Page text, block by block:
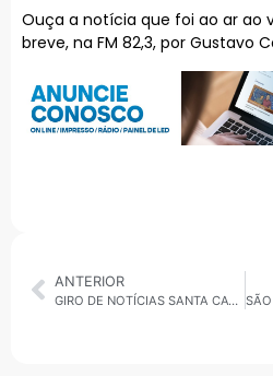
Ouça a notícia que foi ao ar ao
breve, na FM 82,3, por Gustavo
ANTERIOR
GIRO DE NOTÍCIAS SANTA CATARINA